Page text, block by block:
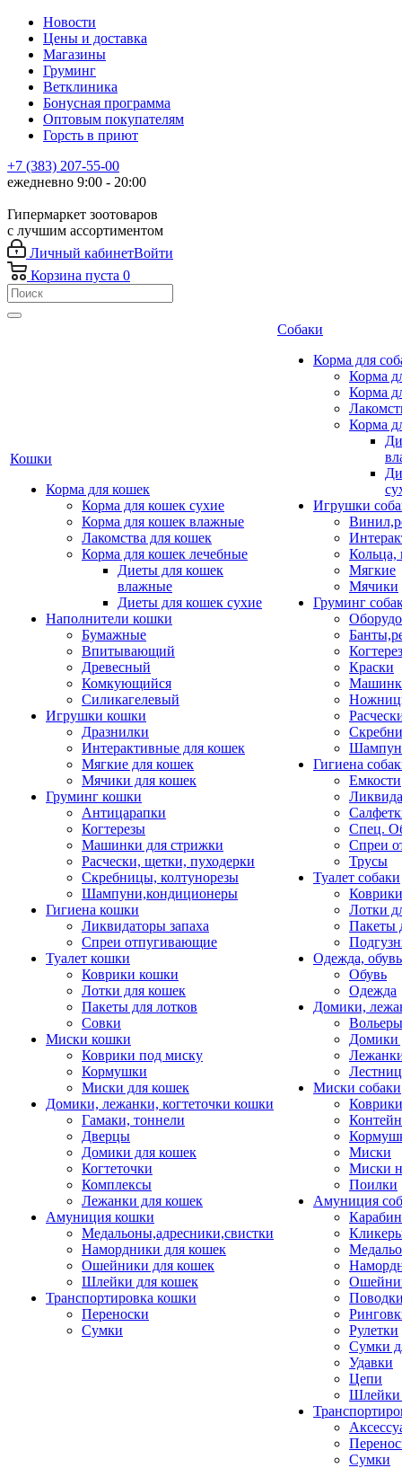
Новости
Цены и доставка
Магазины
Груминг
Ветклиника
Бонусная программа
Оптовым покупателям
Горсть в приют
+7 (383) 207-55-00
ежедневно 9:00 - 20:00
Гипермаркет зоотоваров
с лучшим ассортиментом
Личный кабинетВойти
Корзина пуста 0
Кошки
Корма для кошек
Корма для кошек сухие
Корма для кошек влажные
Лакомства для кошек
Корма для кошек лечебные
Диеты для кошек
влажные
Диеты для кошек сухие
Наполнители кошки
Бумажные
Впитывающий
Древесный
Комкующийся
Силикагелевый
Игрушки кошки
Дразнилки
Интерактивные для кошек
Мягкие для кошек
Мячики для кошек
Груминг кошки
Антицарапки
Когтерезы
Машинки для стрижки
Расчески, щетки, пуходерки
Скребницы, колтунорезы
Шампуни,кондиционеры
Гигиена кошки
Ликвидаторы запаха
Спреи отпугивающие
Туалет кошки
Коврики кошки
Лотки для кошек
Пакеты для лотков
Совки
Миски кошки
Коврики под миску
Кормушки
Миски для кошек
Домики, лежанки, когтеточки кошки
Гамаки, тоннели
Дверцы
Домики для кошек
Когтеточки
Комплексы
Лежанки для кошек
Амуниция кошки
Медальоны,адресники,свистки
Намордники для кошек
Ошейники для кошек
Шлейки для кошек
Транспортировка кошки
Переноски
Сумки
Собаки
Корма для
Корма
Корма
Корма
Игрушки
Кольца,
Мягкие
Мячики
Груминг
Краски
Гигиена
Емкости
Спец.
Спреи
Трусы
Туалет собаки
Коврики
Лотки
Пакеты
Одежда, обувь
Обувь
Одежда
Домики,
Домики
Миски собаки
Миски
Миски
Поилки
Амуниция
Рулетки
Сумки
Удавки
Цепи
Шлейки
Сумки